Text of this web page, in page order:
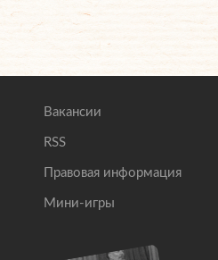
Вакансии
RSS
Правовая информация
Мини-игры